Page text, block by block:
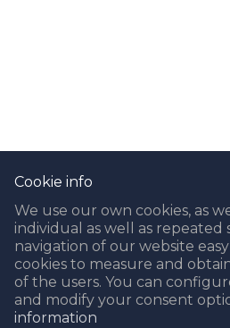
Cookie info
We use our own cookies, as
individual as well as repeated
navigation of our website
cookies to measure and
of the users. You can
and modify your consent
information